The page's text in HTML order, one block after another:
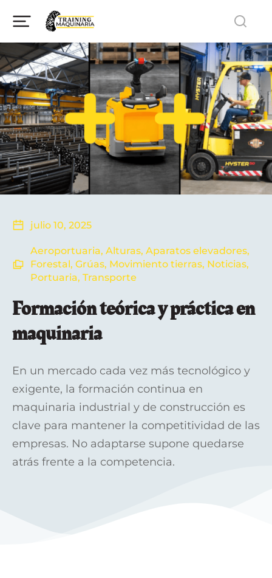
julio 10, 2025
Aeroportuaria, Alturas, Aparatos elevadores,
Forestal, Grúas, Movimiento tierras, Noticias,
Portuaria, Transporte
Formación teórica y práctica en
maquinaria
En un mercado cada vez más tecnológico y
exigente, la formación continua en
maquinaria industrial y de construcción es
clave para mantener la competitividad de las
empresas. No adaptarse supone quedarse
atrás frente a la competencia.